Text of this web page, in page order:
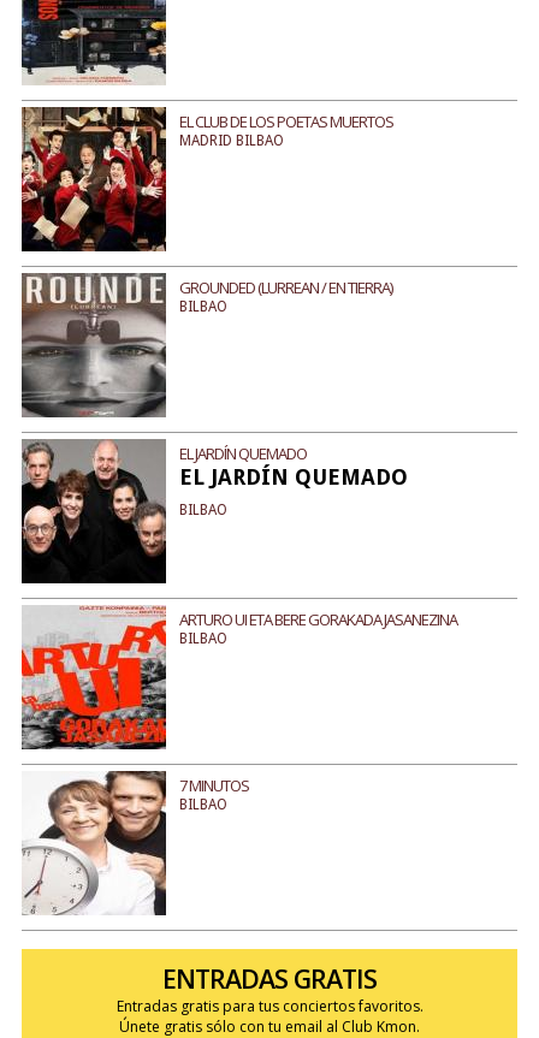
EL CLUB DE LOS POETAS MUERTOS
MADRID BILBAO
GROUNDED (LURREAN / EN TIERRA)
BILBAO
EL JARDÍN QUEMADO
EL JARDÍN QUEMADO
BILBAO
ARTURO UI ETA BERE GORAKADA JASANEZINA
BILBAO
7 MINUTOS
BILBAO
ENTRADAS GRATIS
Entradas gratis para tus conciertos favoritos.
Únete gratis sólo con tu email al Club Kmon.